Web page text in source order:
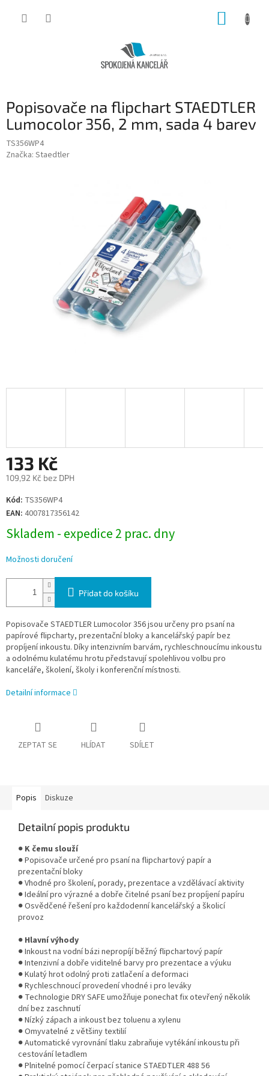
Popisovače na flipchart STAEDTLER
Lumocolor 356, 2 mm, sada 4 barev
TS356WP4
Značka: Staedtler
133 Kč
109,92 Kč bez DPH
Měrná
cena:
Kód: TS356WP4
EAN: 4007817356142
Skladem - expedice 2 prac. dny
Možnosti doručení
Přidat do košíku
Popisovače STAEDTLER Lumocolor 356 jsou určeny pro psaní na
papírové flipcharty, prezentační bloky a kancelářský papír bez
propíjení inkoustu. Díky intenzivním barvám, rychleschnoucímu inkoustu
a odolnému kulatému hrotu představují spolehlivou volbu pro
kanceláře, školení, školy i konferenční místnosti.
Detailní informace
ZEPTAT SE HLÍDAT SDÍLET
Popis Diskuze
Detailní popis produktu
● K čemu slouží
● Popisovače určené pro psaní na flipchartový papír a
prezentační bloky
● Vhodné pro školení, porady, prezentace a vzdělávací aktivity
● Ideální pro výrazné a dobře čitelné psaní bez propíjení papíru
● Osvědčené řešení pro každodenní kancelářský a školicí
provoz
● Hlavní výhody
● Inkoust na vodní bázi nepropíjí běžný flipchartový papír
● Intenzivní a dobře viditelné barvy pro prezentace a výuku
● Kulatý hrot odolný proti zatlačení a deformaci
● Rychleschnoucí provedení vhodné i pro leváky
● Technologie DRY SAFE umožňuje ponechat fix otevřený několik
dní bez zaschnutí
● Nízký zápach a inkoust bez toluenu a xylenu
● Omyvatelné z většiny textilií
● Automatické vyrovnání tlaku zabraňuje vytékání inkoustu při
cestování letadlem
● Plnitelné pomocí čerpací stanice STAEDTLER 488 56